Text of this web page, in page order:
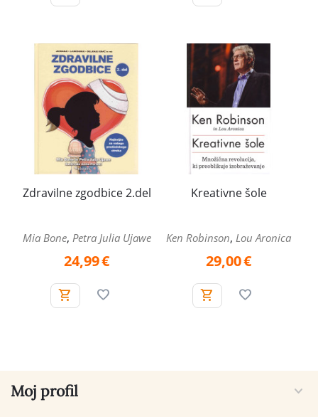
Zdravilne zgodbice 2.del
Mia Bone, Petra Julia Ujawe
24,99€
Kreativne šole
Ken Robinson, Lou Aronica
29,00€
Moj profil